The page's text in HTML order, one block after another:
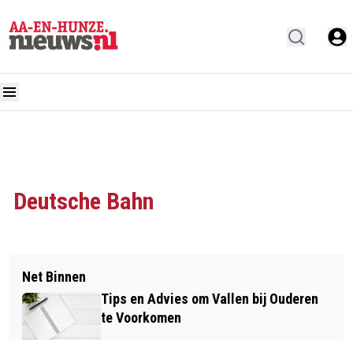
Deutsche Bahn
Net Binnen
Tips en Advies om Vallen bij Ouderen
te Voorkomen